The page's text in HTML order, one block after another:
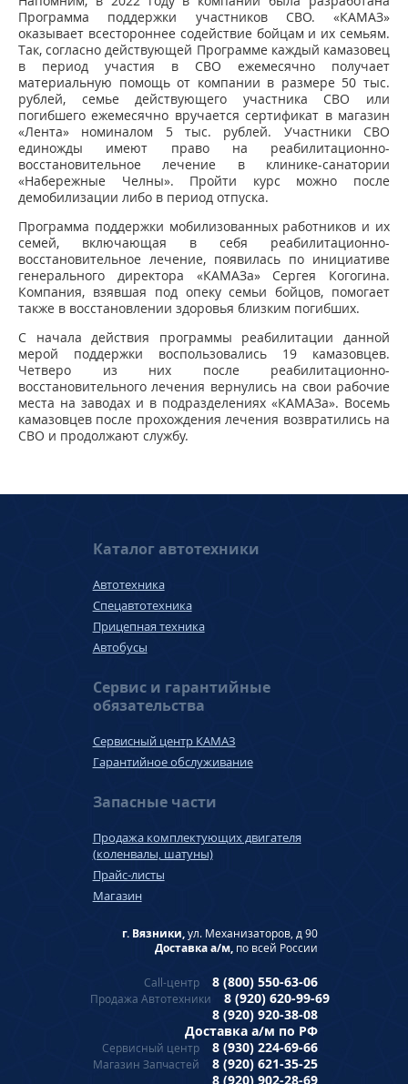
Программа поддержки участников СВО. «КАМАЗ»
оказывает всестороннее содействие бойцам и их семьям.
Так, согласно действующей Программе каждый камазовец
в период участия в СВО ежемесячно получает
материальную помощь от компании в размере 50 тыс.
рублей, семье действующего участника СВО или
погибшего ежемесячно вручается сертификат в магазин
«Лента» номиналом 5 тыс. рублей. Участники СВО
единожды имеют право на реабилитационно-
восстановительное лечение в клинике-санатории
«Набережные Челны». Пройти курс можно после
демобилизации либо в период отпуска.
Программа поддержки мобилизованных работников и их
семей, включающая в себя реабилитационно-
восстановительное лечение, появилась по инициативе
генерального директора «КАМАЗа» Сергея Когогина.
Компания, взявшая под опеку семьи бойцов, помогает
также в восстановлении здоровья близким погибших.
С начала действия программы реабилитации данной
мерой поддержки воспользовались 19 камазовцев.
Четверо из них после реабилитационно-
восстановительного лечения вернулись на свои рабочие
места на заводах и в подразделениях «КАМАЗа». Восемь
камазовцев после прохождения лечения возвратились на
СВО и продолжают службу.
Каталог автотехники
Автотехника
Спецавтотехника
Прицепная техника
Автобусы
Сервис и гарантийные
обязательства
Сервисный центр КАМАЗ
Гарантийное обслуживание
Запасные части
Продажа комплектующих двигателя
(коленвалы, шатуны)
Прайс-листы
Магазин
г. Вязники,ул. Механизаторов, д 90
Доставка а/м, по всей России
Call-центр 8 (800) 550-63-06
Продажа Автотехники
8 (920) 620-99-69
8 (920) 920-38-08
Доставка а/м по РФ
Сервисный центр 8 (930) 224-69-66
Магазин Запчастей
8 (920) 621-35-25
8 (920) 902-28-69